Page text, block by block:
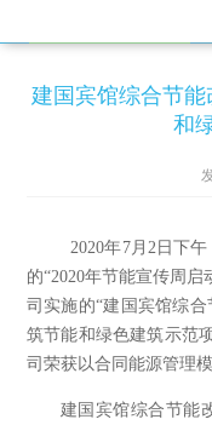
建国宾馆综合节
和
2020年7月 2 日下
的“2020年节能宣传周启
司实施的“建国宾馆综
筑节能和绿色建筑示范
司荣获以合同能源管理
建国宾馆综合节能